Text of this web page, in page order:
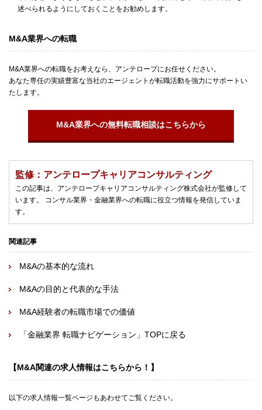
述べられるようにしておくことをお勧めします。
M&A業界への転職
M&A業界への転職をお考えなら、アンテロープにお任せください。
あなた専任の実績豊富な当社のエージェントが転職活動を強力にサポートい
たします。
M&A業界への無料転職相談はこちらから
監修：アンテロープキャリアコンサルティング
この記事は、アンテロープキャリアコンサルティング株式会社が監修して
います。 コンサル業界・金融業界への転職に役立つ情報を発信していま
す。
関連記事
M&Aの基本的な流れ
M&Aの目的と代表的な手法
M&A経験者の転職市場での価値
「金融業界 転職ナビゲーション」TOPに戻る
【M&A関連の求人情報はこちらから！】
以下の求人情報一覧ページもあわせてご覧ください。